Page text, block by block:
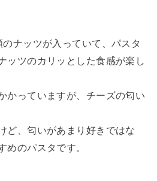
ナッツが入っていて、パスタ
ッツのカリッとした食感が楽し
かっていますが、チーズの匂い
ど、匂いがあまり好きではな
めのパスタです。